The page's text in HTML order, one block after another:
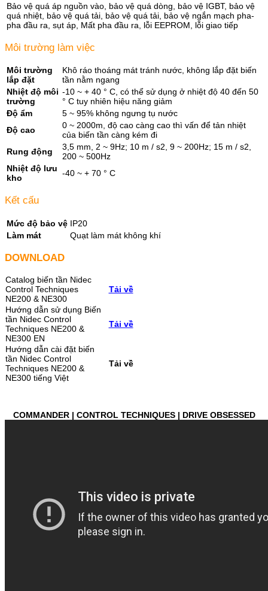
Bảo vệ quá áp nguồn vào, bảo vệ quá dòng, bảo vệ IGBT, bảo vệ
quá nhiệt, bảo vệ quá tải, bảo vệ quá tải, bảo vệ ngắn mạch pha-
pha đầu ra, sụt áp, Mất pha đầu ra, lỗi EEPROM, lỗi giao tiếp
Môi trường làm việc
Môi trường
lắp đặt
Khô ráo thoáng mát tránh nước, không lắp đặt biến
tần nằm ngang
Nhiệt độ môi
trường
-10 ~ + 40 ° C, có thể sử dụng ở nhiệt độ 40 đến 50
° C tuy nhiên hiệu năng giảm
Độ ẩm
5 ~ 95% không ngưng tụ nước
Độ cao
0 ~ 2000m, độ cao càng cao thì vấn để tản nhiệt
của biến tần càng kém đi
Rung động
3,5 mm, 2 ~ 9Hz; 10 m / s2, 9 ~ 200Hz; 15 m / s2,
200 ~ 500Hz
Nhiệt độ lưu
kho
-40 ~ + 70 ° C
Kết cấu
Mức độ bảo vệ IP20
Làm mát
Quạt làm mát không khí
DOWNLOAD
Catalog biến tần Nidec
Control Techniques
NE200 & NE300
Tải về
Hướng dẫn sử dụng Biến
tần Nidec Control
Techniques NE200 &
NE300 EN
Tải về
Hướng dẫn cài đặt biến
tần Nidec Control
Techniques NE200 &
NE300 tiếng Việt
Tải về
COMMANDER | CONTROL TECHNIQUES | DRIVE OBSESSED